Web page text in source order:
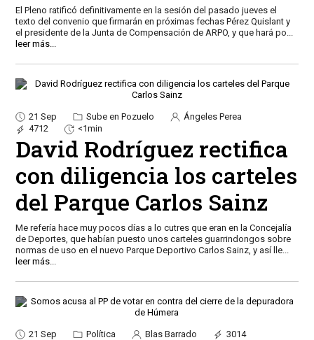
El Pleno ratificó definitivamente en la sesión del pasado jueves el
texto del convenio que firmarán en próximas fechas Pérez Quislant y
el presidente de la Junta de Compensación de ARPO, y que hará po
leer más...
21 Sep Sube en Pozuelo
Ángeles Perea
4712
<1min
David Rodríguez rectifica
con diligencia los carteles
del Parque Carlos Sainz
Me refería hace muy pocos días a lo cutres que eran en la Concejalía
de Deportes, que habían puesto unos carteles guarrindongos sobre
normas de uso en el nuevo Parque Deportivo Carlos Sainz, y así lle...
leer más...
21 Sep Política Blas Barrado
3014